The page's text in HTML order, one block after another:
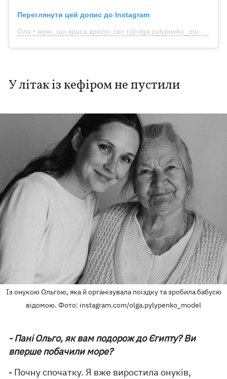
Переглянути цей допис до Instagram
У літак із кефіром не пустили
Із онукою Ольгою, яка й організувала поїздку та зробила бабусю
відомою. Фото: instagram.com/olga.pylypenko_model
- Пані Ольго, як вам подорож до Єгипту? Ви
вперше побачили море?
- Почну спочатку. Я вже виростила онуків,